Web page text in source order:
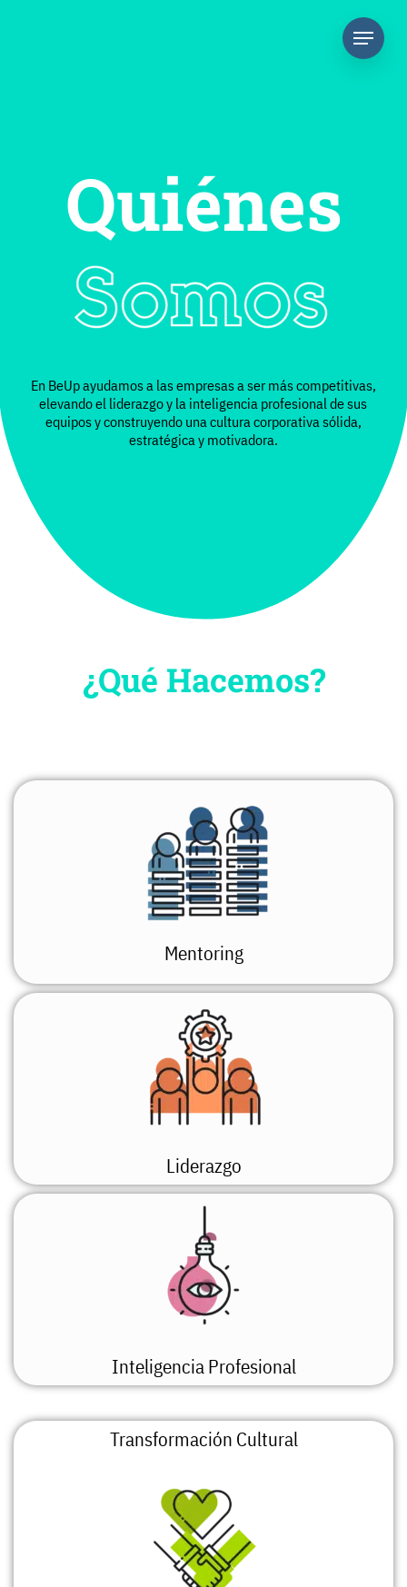
Quiénes
En BeUp ayudamos a las empresas a ser más competitivas,
elevando el liderazgo y la inteligencia profesional de sus
equipos y construyendo una cultura corporativa sólida,
estratégica y motivadora.
¿Qué Hacemos?
Mentoring
Liderazgo
Inteligencia Profesional
Transformación Cultural